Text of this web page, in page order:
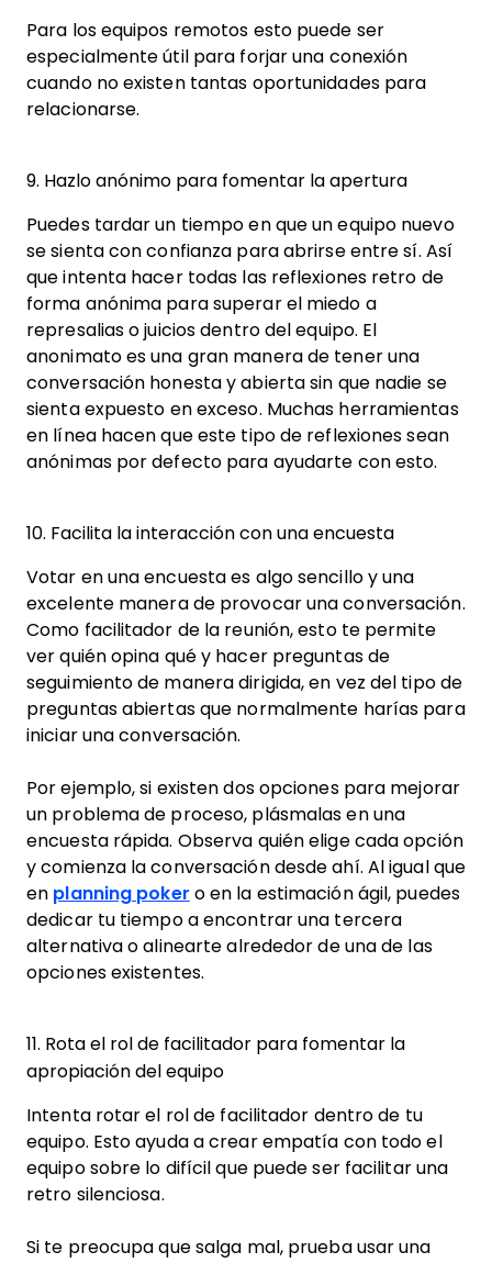
Para los equipos remotos esto puede ser
especialmente útil para forjar una conexión
cuando no existen tantas oportunidades para
relacionarse.
9. Hazlo anónimo para fomentar la apertura
Puedes tardar un tiempo en que un equipo nuevo
se sienta con confianza para abrirse entre sí. Así
que intenta hacer todas las reflexiones retro de
forma anónima para superar el miedo a
represalias o juicios dentro del equipo. El
anonimato es una gran manera de tener una
conversación honesta y abierta sin que nadie se
sienta expuesto en exceso. Muchas herramientas
en línea hacen que este tipo de reflexiones sean
anónimas por defecto para ayudarte con esto.
10. Facilita la interacción con una encuesta
Votar en una encuesta es algo sencillo y una
excelente manera de provocar una conversación.
Como facilitador de la reunión, esto te permite
ver quién opina qué y hacer preguntas de
seguimiento de manera dirigida, en vez del tipo de
preguntas abiertas que normalmente harías para
iniciar una conversación.
Por ejemplo, si existen dos opciones para mejorar
un problema de proceso, plásmalas en una
encuesta rápida. Observa quién elige cada opción
y comienza la conversación desde ahí. Al igual que
en planning poker o en la estimación ágil, puedes
dedicar tu tiempo a encontrar una tercera
alternativa o alinearte alrededor de una de las
opciones existentes.
11. Rota el rol de facilitador para fomentar la
apropiación del equipo
Intenta rotar el rol de facilitador dentro de tu
equipo. Esto ayuda a crear empatía con todo el
equipo sobre lo difícil que puede ser facilitar una
retro silenciosa.
Si te preocupa que salga mal, prueba usar una